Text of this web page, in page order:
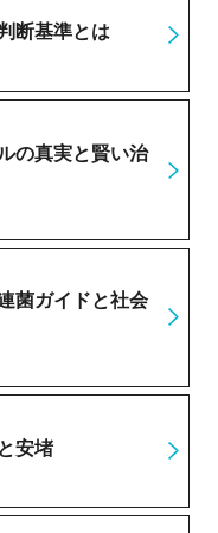
断基準とは
の真実と賢い治
菌ガイドと社会
安堵